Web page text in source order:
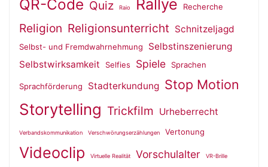
QR-Code Quiz Raio Rallye Recherche
Religion Religionsunterricht Schnitzeljagd
Selbst- und Fremdwahrnehmung
Selbstinszenierung
Selbstwirksamkeit
Selfies Spiele Sprachen
Sprachförderung Stadterkundung Stop Motion
Storytelling Trickfilm Urheberrecht
Verbandskommunikation Verschwörungserzählungen Vertonung
Videoclip Virtuelle Realität Vorschulalter VR-Brille